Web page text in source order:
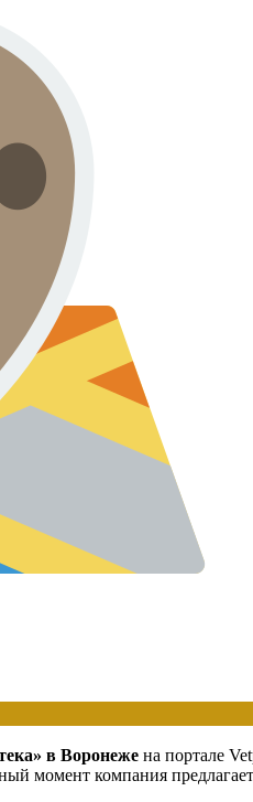
в Воронеже на портале
момент компания